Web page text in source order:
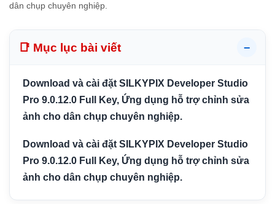
dân chụp chuyên nghiệp.
📑 Mục lục bài viết −
Download và cài đặt SILKYPIX Developer Studio
Pro 9.0.12.0 Full Key, Ứng dụng hỗ trợ chỉnh sửa
ảnh cho dân chụp chuyên nghiệp.
Download và cài đặt SILKYPIX Developer Studio
Pro 9.0.12.0 Full Key, Ứng dụng hỗ trợ chỉnh sửa
ảnh cho dân chụp chuyên nghiệp.